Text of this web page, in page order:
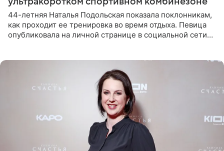
44-летняя Наталья Подольская показала поклонникам,
как проходит ее тренировка во время отдыха. Певица
опубликовала на личной странице в социальной сети